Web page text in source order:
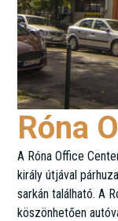
Róna
A Róna Office
király útjával
sarkán található. A
köszönhetően